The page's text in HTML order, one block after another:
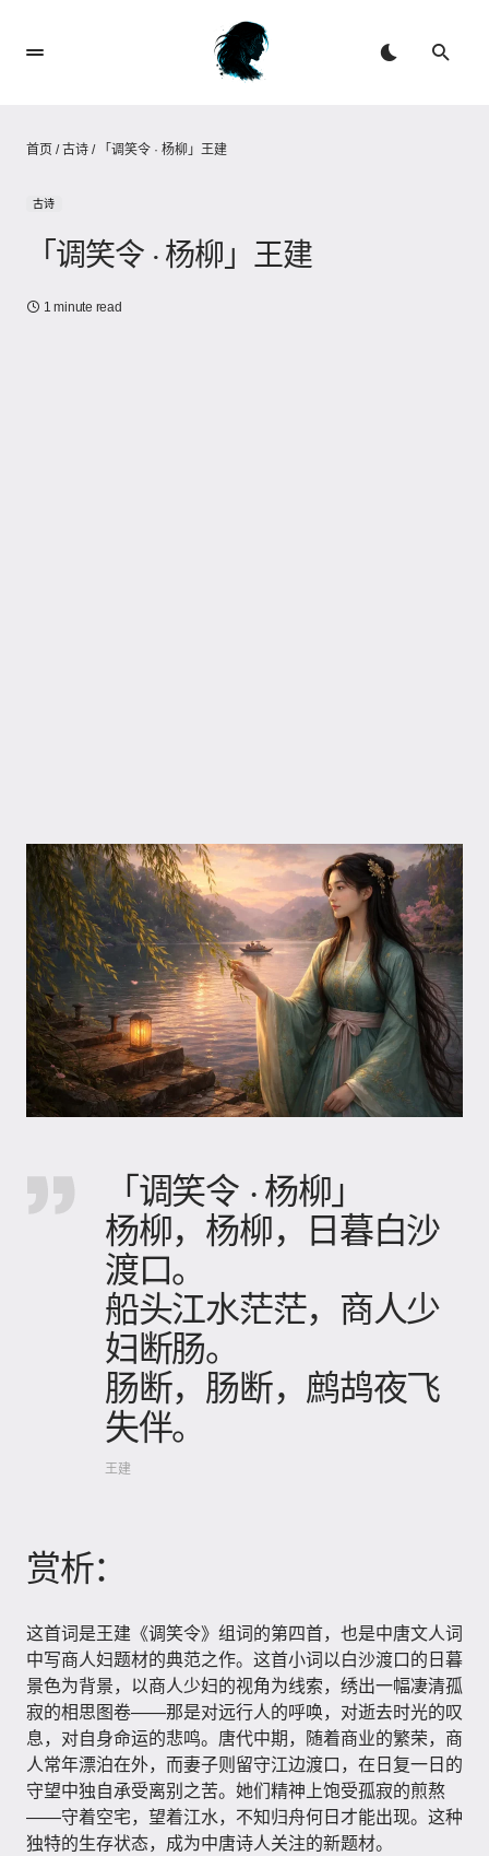
首页 /古诗 / 「调笑令 · 杨柳」王建
古诗
「调笑令 · 杨柳」王建
1 minute read
「调笑令 · 杨柳」
杨柳，杨柳，日暮白沙
渡口。
船头江水茫茫，商人少
妇断肠。
肠断，肠断，鹧鸪夜飞
失伴。
王建
赏析：
这首词是王建《调笑令》组词的第四首，也是中唐文人词
中写商人妇题材的典范之作。这首小词以白沙渡口的日暮
景色为背景，以商人少妇的视角为线索，绣出一幅凄清孤
寂的相思图卷——那是对远行人的呼唤，对逝去时光的叹
息，对自身命运的悲鸣。唐代中期，随着商业的繁荣，商
人常年漂泊在外，而妻子则留守江边渡口，在日复一日的
守望中独自承受离别之苦。她们精神上饱受孤寂的煎熬
——守着空宅，望着江水，不知归舟何日才能出现。这种
独特的生存状态，成为中唐诗人关注的新题材。